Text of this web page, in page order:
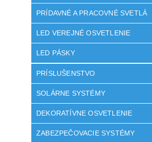
PRÍDAVNÉ A PRACOVNÉ SVETLÁ
LED VEREJNÉ OSVETLENIE
LED PÁSKY
PRÍSLUŠENSTVO
SOLÁRNE SYSTÉMY
DEKORATÍVNE OSVETLENIE
ZABEZPEČOVACIE SYSTÉMY